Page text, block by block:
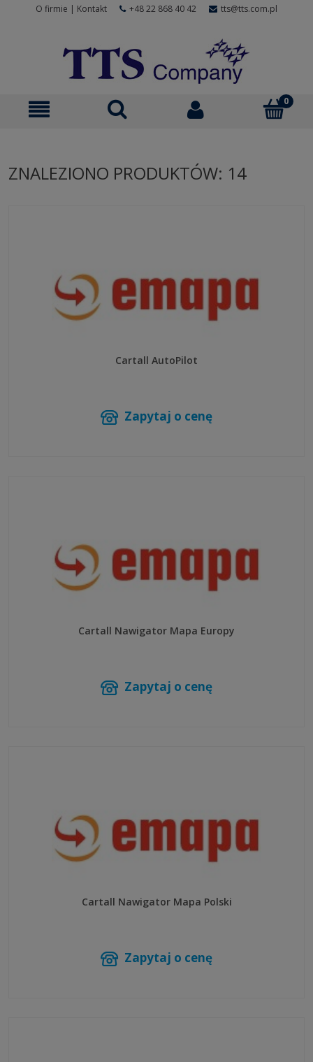
O firmie | Kontakt +48 22 868 40 42 tts@tts.com.pl
ZNALEZIONO PRODUKTÓW: 14
Cartall AutoPilot
Zapytaj o cenę
Cartall Nawigator Mapa Europy
Zapytaj o cenę
Cartall Nawigator Mapa Polski
Zapytaj o cenę